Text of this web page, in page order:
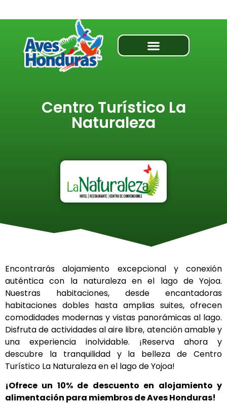
Centro Turístico La
Naturaleza
Encontrarás alojamiento excepcional y conexión
auténtica con la naturaleza en el lago de Yojoa.
Nuestras habitaciones, desde encantadoras
habitaciones dobles hasta amplias suites, ofrecen
comodidades modernas y vistas panorámicas al lago.
Disfruta de actividades al aire libre, atención amable y
una experiencia inolvidable. ¡Reserva ahora y
descubre la tranquilidad y la belleza de Centro
Turístico La Naturaleza en el lago de Yojoa!
¡Ofrece un 10% de descuento en alojamiento y
alimentación para miembros de Aves Honduras!